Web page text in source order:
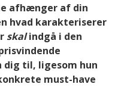
afhænger af din
hvad karakteriserer
skalindgå i den
dig til, ligesom hun
must-have